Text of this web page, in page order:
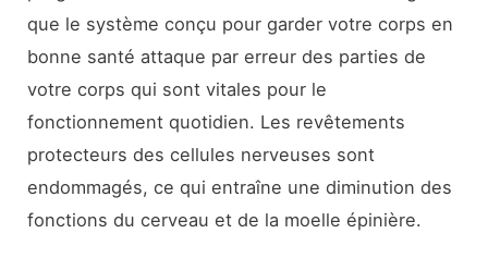
que le système conçu pour garder votre corps en
bonne santé attaque par erreur des parties de
votre corps qui sont vitales pour le
fonctionnement quotidien. Les revêtements
protecteurs des cellules nerveuses sont
endommagés, ce qui entraîne une diminution des
fonctions du cerveau et de la moelle épinière.